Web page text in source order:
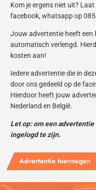
Kom je ergens niet uit?
facebook, whatsapp op
Jouw advertentie heeft een
automatisch verlengd.
kosten aan!
Iedere advertentie die in
door ons gedeeld op de
Hierdoor heeft jouw
Nederland en België.
Let op: om een
ingelogd te zijn.
Advertentie toevoegen